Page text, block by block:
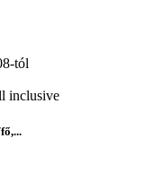
tól
inclusive